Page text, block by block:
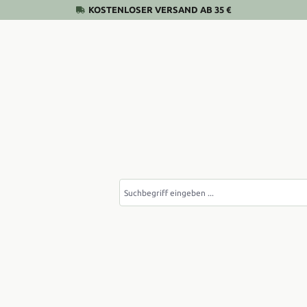
KOSTENLOSER VERSAND AB 35 €